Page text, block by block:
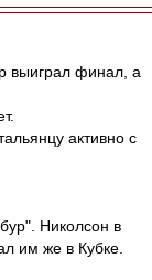
выиграл финал, а
активно с
Николсон в
им же в Кубке.